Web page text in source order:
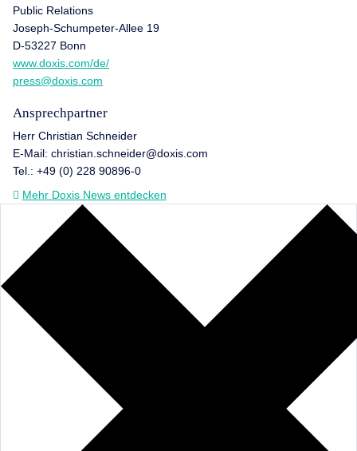
Public Relations
Joseph-Schumpeter-Allee 19
D-53227 Bonn
www.doxis.com/de/
press@doxis.com
Ansprechpartner
Herr Christian Schneider
E-Mail: christian.schneider@doxis.com
Tel.: +49 (0) 228 90896-0
Mehr Doxis News entdecken